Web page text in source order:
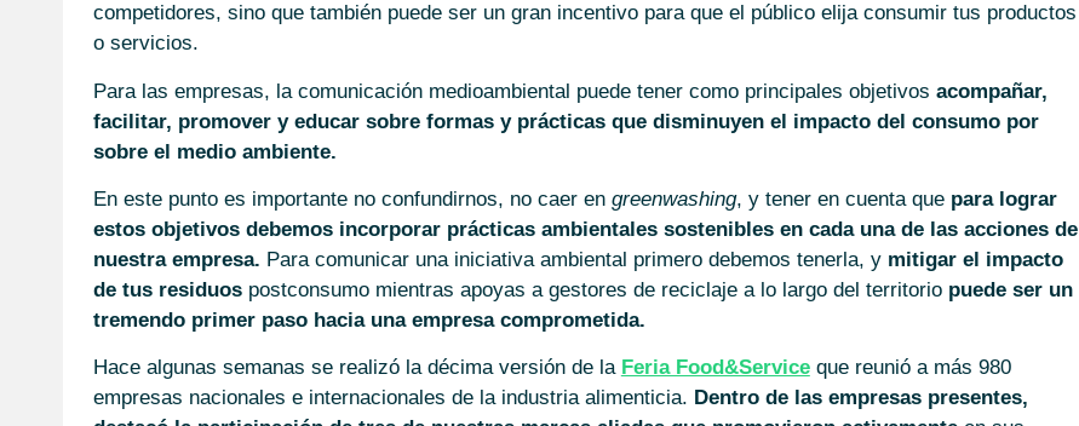
competidores, sino que también puede ser un gran incentivo para que el público elija consumir tus productos
o servicios.
Para las empresas, la comunicación medioambiental puede tener como principales objetivos acompañar,
facilitar, promover y educar sobre formas y prácticas que disminuyen el impacto del consumo por
sobre el medio ambiente.
En este punto es importante no confundirnos, no caer en greenwashing, y tener en cuenta que para lograr
estos objetivos debemos incorporar prácticas ambientales sostenibles en cada una de las acciones de
nuestra empresa. Para comunicar una iniciativa ambiental primero debemos tenerla, y mitigar el impacto
de tus residuospostconsumo mientras apoyas a gestores de reciclaje a lo largo del territoriopuede ser un
tremendo primer paso hacia una empresa comprometida.
Hace algunas semanas se realizó la décima versión de la Feria Food&Serviceque reunió a más 980
empresas nacionales e internacionales de la industria alimenticia. Dentro de las empresas presentes,